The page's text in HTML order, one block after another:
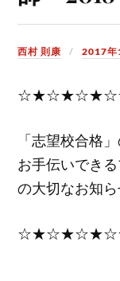
西村 則康 2017年
「志望校合格
お手伝いでき
の大切なお知ら